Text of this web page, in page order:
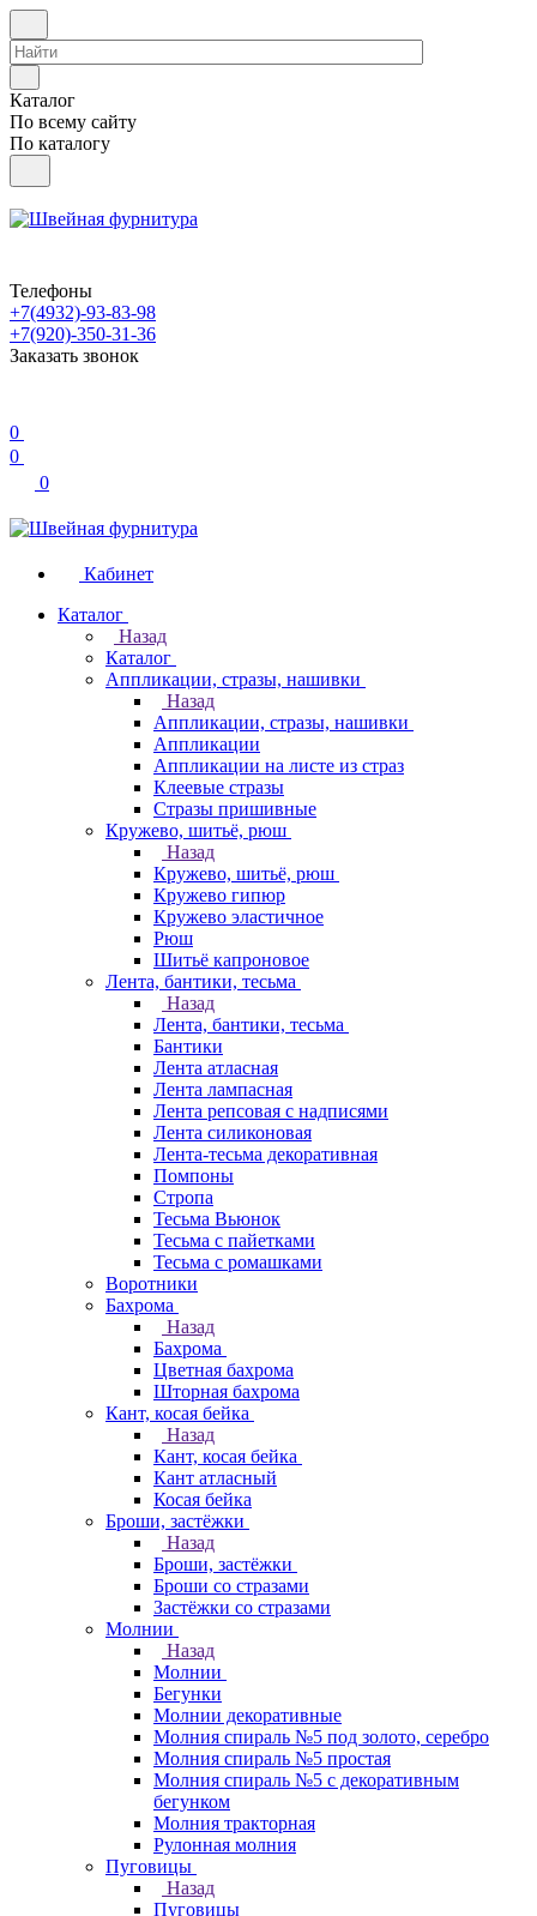
Каталог
По всему сайту
По каталогу
Телефоны
+7(4932)-93-83-98
+7(920)-350-31-36
Заказать звонок
0
0
0
Кабинет
Каталог
Назад
Каталог
Аппликации, стразы, нашивки
Назад
Аппликации, стразы, нашивки
Аппликации
Аппликации на листе из страз
Клеевые стразы
Стразы пришивные
Кружево, шитьё, рюш
Назад
Кружево, шитьё, рюш
Кружево гипюр
Кружево эластичное
Рюш
Шитьё капроновое
Лента, бантики, тесьма
Назад
Лента, бантики, тесьма
Бантики
Лента атласная
Лента лампасная
Лента репсовая с надписями
Лента силиконовая
Лента-тесьма декоративная
Помпоны
Стропа
Тесьма Вьюнок
Тесьма с пайетками
Тесьма с ромашками
Воротники
Бахрома
Назад
Бахрома
Цветная бахрома
Шторная бахрома
Кант, косая бейка
Назад
Кант, косая бейка
Кант атласный
Косая бейка
Броши, застёжки
Назад
Броши, застёжки
Броши со стразами
Застёжки со стразами
Молнии
Назад
Молнии
Бегунки
Молнии декоративные
Молния спираль №5 под золото, серебро
Молния спираль №5 простая
Молния спираль №5 с декоративным
бегунком
Молния тракторная
Рулонная молния
Пуговицы
Назад
Пуговицы